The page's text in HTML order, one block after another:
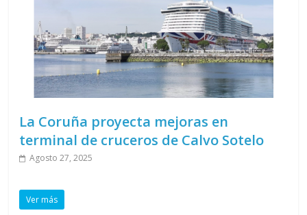
La Coruña proyecta mejoras en
terminal de cruceros de Calvo Sotelo
Agosto 27, 2025
Ver más